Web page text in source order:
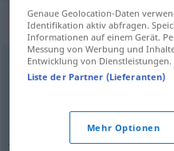
Synonyme
unumgänglich,unverzichtbar
Auflage Zwang,Bedingung
Genaue Geolocation-Daten
Identifikation aktiv abfragen.
Informationen auf einem Gerät.
Messung von Werbung und
Entwicklung von Dienstleistungen.
Liste der Partner (Lieferanten)
Mehr Optionen